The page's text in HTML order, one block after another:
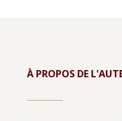
À PROPOS DE